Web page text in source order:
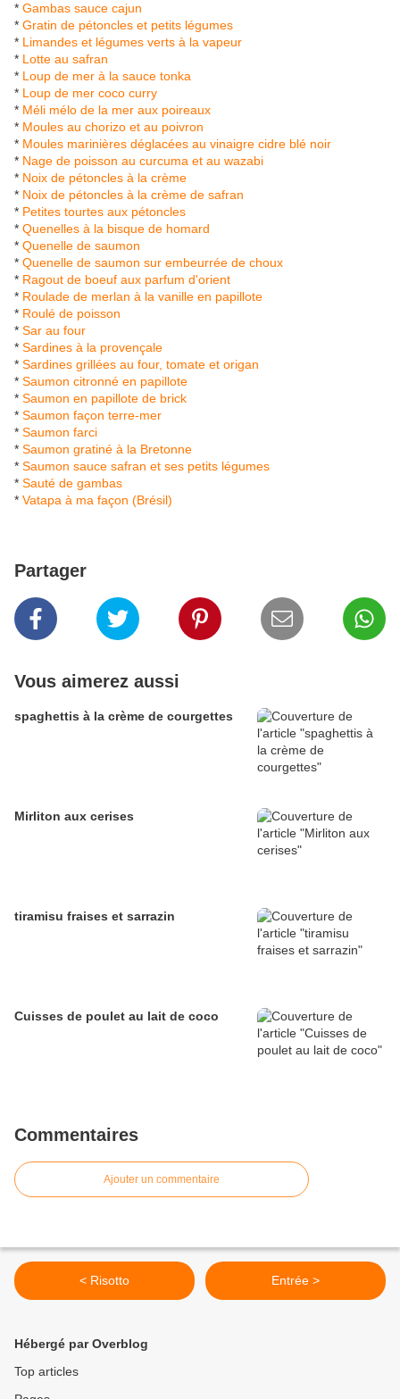
* Gambas sauce cajun
* Gratin de pétoncles et petits légumes
* Limandes et légumes verts à la vapeur
* Lotte au safran
* Loup de mer à la sauce tonka
* Loup de mer coco curry
* Méli mélo de la mer aux poireaux
* Moules au chorizo et au poivron
* Moules marinières déglacées au vinaigre cidre blé noir
* Nage de poisson au curcuma et au wazabi
* Noix de pétoncles à la crème
* Noix de pétoncles à la crème de safran
* Petites tourtes aux pétoncles
* Quenelles à la bisque de homard
* Quenelle de saumon
* Quenelle de saumon sur embeurrée de choux
* Ragout de boeuf aux parfum d'orient
* Roulade de merlan à la vanille en papillote
* Roulé de poisson
* Sar au four
* Sardines à la provençale
* Sardines grillées au four, tomate et origan
* Saumon citronné en papillote
* Saumon en papillote de brick
* Saumon façon terre-mer
* Saumon farci
* Saumon gratiné à la Bretonne
* Saumon sauce safran et ses petits légumes
* Sauté de gambas
* Vatapa à ma façon (Brésil)
Partager
Vous aimerez aussi
spaghettis à la crème de courgettes
Mirliton aux cerises
tiramisu fraises et sarrazin
Cuisses de poulet au lait de coco
Commentaires
Ajouter un commentaire
< Risotto Entrée >
Hébergé par Overblog
Top articles